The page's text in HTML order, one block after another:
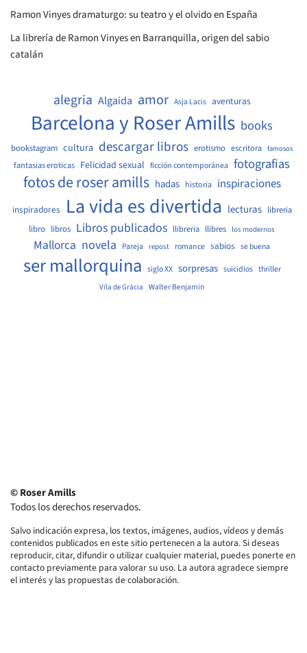
Ramon Vinyes dramaturgo: su teatro y el olvido en España
La librería de Ramon Vinyes en Barranquilla, origen del sabio
catalán
alegria Algaida amor Asja Lacis aventuras
Barcelona y Roser Amills books
bookstagram cultura descargar libros erotismo escritora famosos
fantasias eroticas Felicidad sexual ficción contemporánea fotografias
fotos de roser amills hadas historia inspiraciones
inspiradores La vida es divertida lecturas libreria
libro libros Libros publicados llibreria llibres los modernos
Mallorca novela Pareja repost romance sabios se buena
ser mallorquina siglo XX sorpresas suicidios thriller
Vila de Gràcia Walter Benjamin
© Roser Amills
Todos los derechos reservados.
Salvo indicación expresa, los textos, imágenes, audios, vídeos y demás
contenidos publicados en este sitio pertenecen a la autora. Si deseas
reproducir, citar, difundir o utilizar cualquier material, puedes ponerte en
contacto previamente para valorar su uso. La autora agradece siempre
el interés y las propuestas de colaboración.